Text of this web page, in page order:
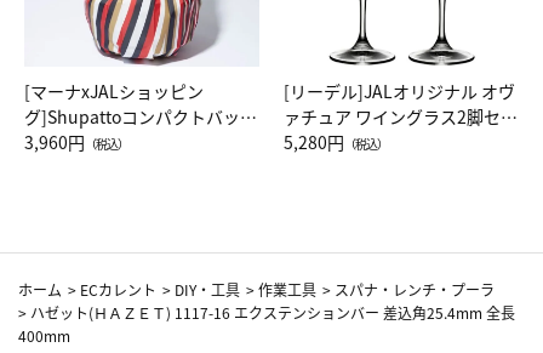
[マーナxJALショッピン
グ]Shupattoコンパクトバッグ
Drop JAL客室乗務員（LC）ス
3,960円 （税込）
[リーデル]JALオリジナル オヴ
ァチュア ワイングラス2脚セッ
ト（レッドワイン）
5,280円 （税込）
ホーム > ECカレント > DIY・工具 >作業工具 > スパナ・レンチ・プーラ
> ハゼット(ＨＡＺＥＴ) 1117-16 エクステンションバー 差込角25.4mm 全長
400mm